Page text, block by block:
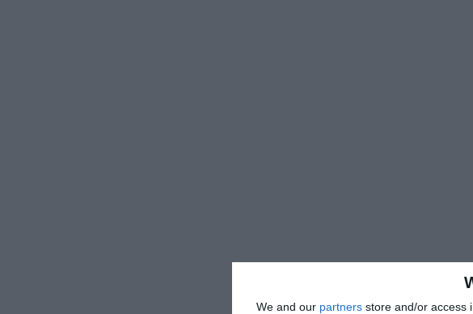
We and our partners store and/or access